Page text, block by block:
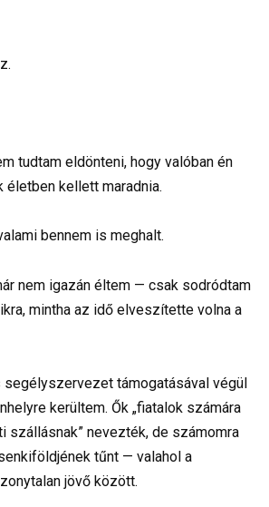
tudtam eldönteni, hogy valóban én
életben kellett maradnia.
bennem is meghalt.
nem igazán éltem — csak sodródtam
mintha az idő elveszítette volna a
segélyszervezet támogatásával végül
kerültem. Ők „fiatalok számára
szállásnak” nevezték, de számomra
tűnt — valahol a
jövő között.